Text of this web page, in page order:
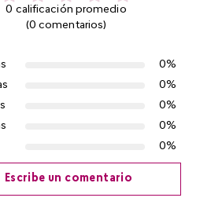
0 calificación promedio
(0 comentarios)
0%
0%
0%
0%
0%
Escribe un comentario